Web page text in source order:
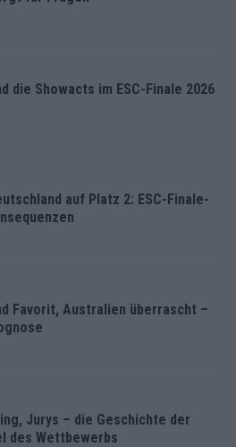
die Showacts im ESC-Finale 2026
auf Platz 2: ESC-Finale-
Favorit, Australien überrascht –
Jurys – die Geschichte der
des Wettbewerbs